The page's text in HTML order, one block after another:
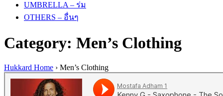
UMBRELLA – ร่ม
OTHERS – อื่นๆ
Category: Men’s Clothing
Hukkard Home › Men’s Clothing